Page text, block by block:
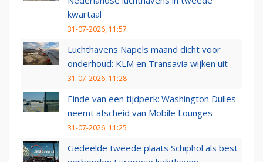
kwartaal
31-07-2026, 11:57
Luchthavens Napels maand dicht voor
onderhoud: KLM en Transavia wijken uit
31-07-2026, 11:28
Einde van een tijdperk: Washington Dulles
neemt afscheid van Mobile Lounges
31-07-2026, 11:25
Gedeelde tweede plaats Schiphol als best